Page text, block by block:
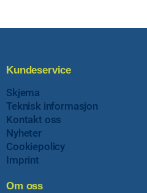
Kundeservice
Skjema
Teknisk informasjon
Kontakt oss
Nyheter
Cookiepolicy
Imprint
Om oss